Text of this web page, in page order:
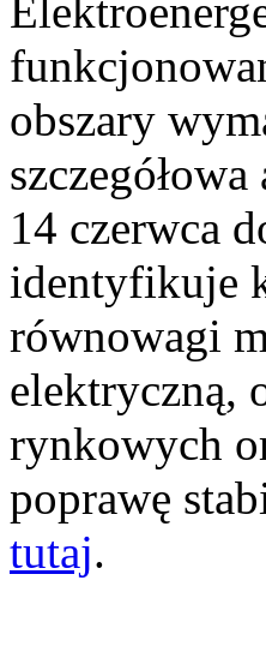
obszary
14 czerwca
identyfikuje
równowagi
elektryczną,
rynkowych
poprawę
tutaj.